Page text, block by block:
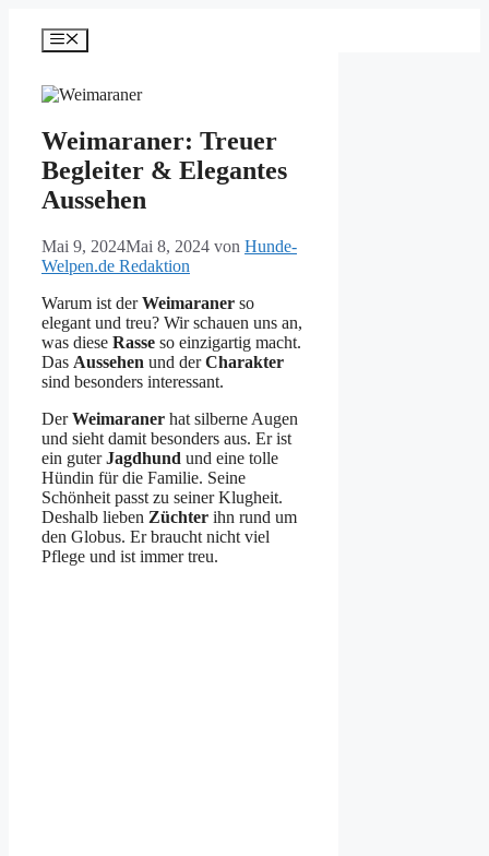
Inhalt
springen
Menü
Weimaraner: Treuer
Begleiter & Elegantes
Aussehen
Mai 9, 2024Mai 8, 2024 von Hunde-
Welpen.de Redaktion
Warum ist derWeimaraner so
elegant und treu? Wir schauen uns an,
was diese Rasse so einzigartig macht.
Das Aussehen und derCharakter
sind besonders interessant.
DerWeimaraner hat silberne Augen
und sieht damit besonders aus. Er ist
ein guterJagdhund und eine tolle
Hündin für die Familie. Seine
Schönheit passt zu seiner Klugheit.
Deshalb lieben Züchter ihn rund um
den Globus. Er braucht nicht viel
Pflege und ist immer treu.